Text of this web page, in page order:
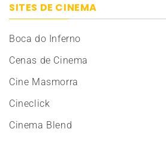
SITES DE CINEMA
Boca do Inferno
Cenas de Cinema
Cine Masmorra
Cineclick
Cinema Blend